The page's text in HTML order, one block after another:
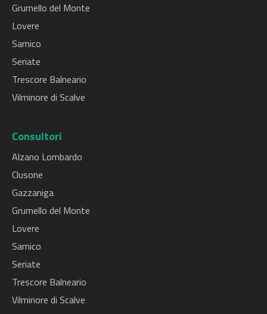
Grumello del Monte
Lovere
Sarnico
Seriate
Trescore Balneario
Vilminore di Scalve
Consultori
Alzano Lombardo
Clusone
Gazzaniga
Grumello del Monte
Lovere
Sarnico
Seriate
Trescore Balneario
Vilminore di Scalve